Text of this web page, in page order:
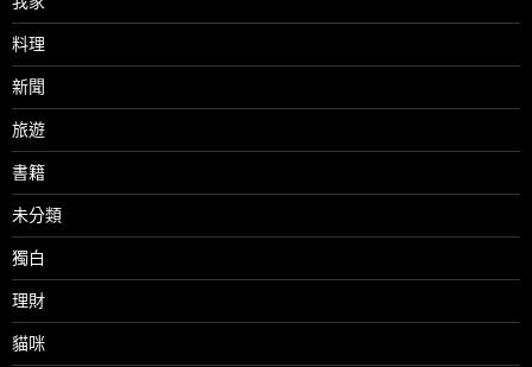
料理
新聞
旅遊
書籍
未分類
獨白
理財
貓咪